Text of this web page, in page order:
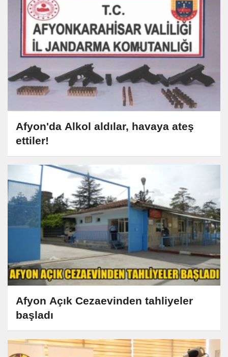
Afyon'da Alkol aldılar, havaya ateş
ettiler!
Afyon Açık Cezaevinden tahliyeler
başladı